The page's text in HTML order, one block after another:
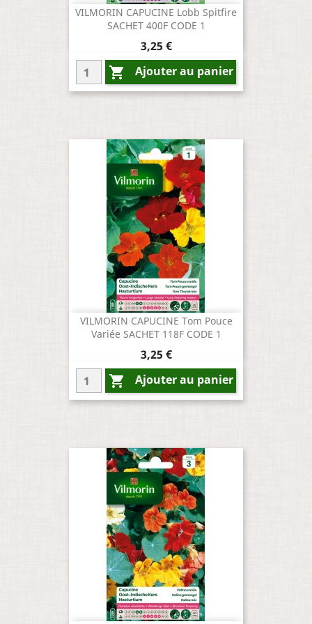
VILMORIN CAPUCINE Lobb Spitfire
SACHET 400F CODE 1
Prix
3,25 €
 Ajouter au panier
VILMORIN CAPUCINE Tom Pouce
Variée SACHET 118F CODE 1
Prix
3,25 €
 Ajouter au panier